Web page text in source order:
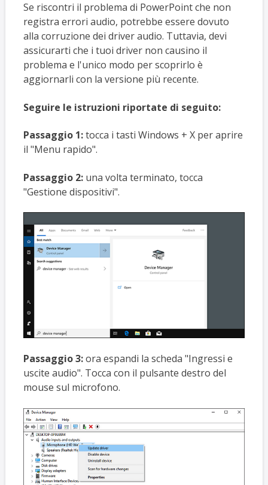
Se riscontri il problema di PowerPoint che non
registra errori audio, potrebbe essere dovuto
alla corruzione dei driver audio. Tuttavia, devi
assicurarti che i tuoi driver non causino il
problema e l'unico modo per scoprirlo è
aggiornarli con la versione più recente.
Seguire le istruzioni riportate di seguito:
Passaggio 1:tocca i tasti Windows + X per aprire
il "Menu rapido".
Passaggio 2:una volta terminato, tocca
"Gestione dispositivi".
Passaggio 3:ora espandi la scheda "Ingressi e
uscite audio". Tocca con il pulsante destro del
mouse sul microfono.